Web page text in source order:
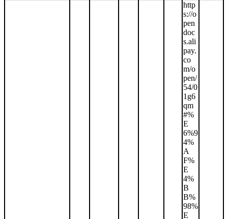
http
s://o
pen
doc
s.ali
pay.
co
m/o
pen/
54/0
1g6
qm
#%
E
6%9
4%
A
F%
E
4%
B
B%
98%
E